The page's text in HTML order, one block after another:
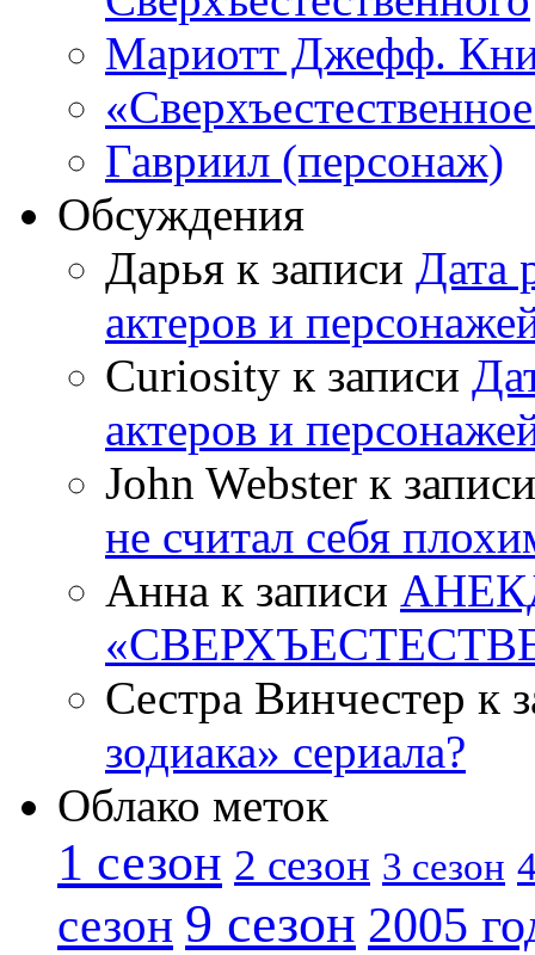
Мариотт Джефф.
Гавриил (персонаж)
Обсуждения
Дарья к записи Дата
актеров и
Curiosity к записи
актеров и
John Webster к
не считал себя
Анна к записи
Сестра Винчестер к
зодиака» сериала?
Облако меток
1 сезон 2 сезон 3 сезон
сезон 9 сезон 2005